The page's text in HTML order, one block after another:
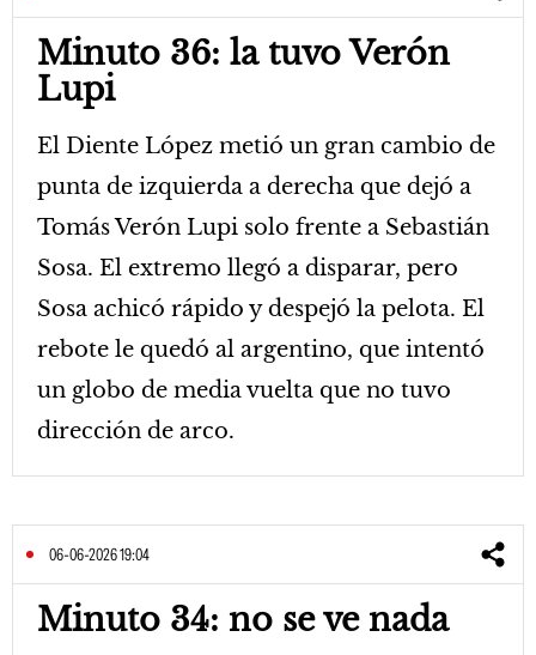
Minuto 36: la tuvo Verón
Lupi
El Diente López metió un gran cambio de
punta de izquierda a derecha que dejó a
Tomás Verón Lupi solo frente a Sebastián
Sosa. El extremo llegó a disparar, pero
Sosa achicó rápido y despejó la pelota. El
rebote le quedó al argentino, que intentó
un globo de media vuelta que no tuvo
dirección de arco.
06-06-2026 19:04
Minuto 34: no se ve nada